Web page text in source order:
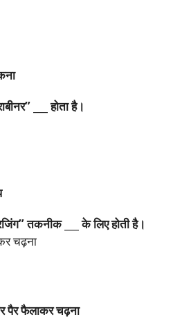
___होताहै।
तकनीक ___केलिएहोतीहै।
चढ़ना
पैरफैलाकरचढ़ना